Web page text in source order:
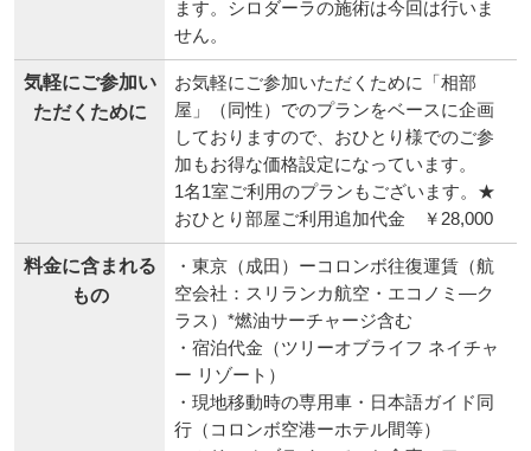
ます。シロダーラの施術は今回は行いま
せん。
気軽にご参加い
ただくために
お気軽にご参加いただくために「相部
屋」（同性）でのプランをベースに企画
しておりますので、おひとり様でのご参
加もお得な価格設定になっています。
1名1室ご利用のプランもございます。★
おひとり部屋ご利用追加代金 ￥28,000
料金に含まれる
もの
・東京（成田）ーコロンボ往復運賃（航
空会社：スリランカ航空・エコノミ―ク
ラス）*燃油サーチャージ含む
・宿泊代金（ツリーオブライフ ネイチャ
ー リゾート）
・現地移動時の専用車・日本語ガイド同
行（コロンボ空港ーホテル間等）